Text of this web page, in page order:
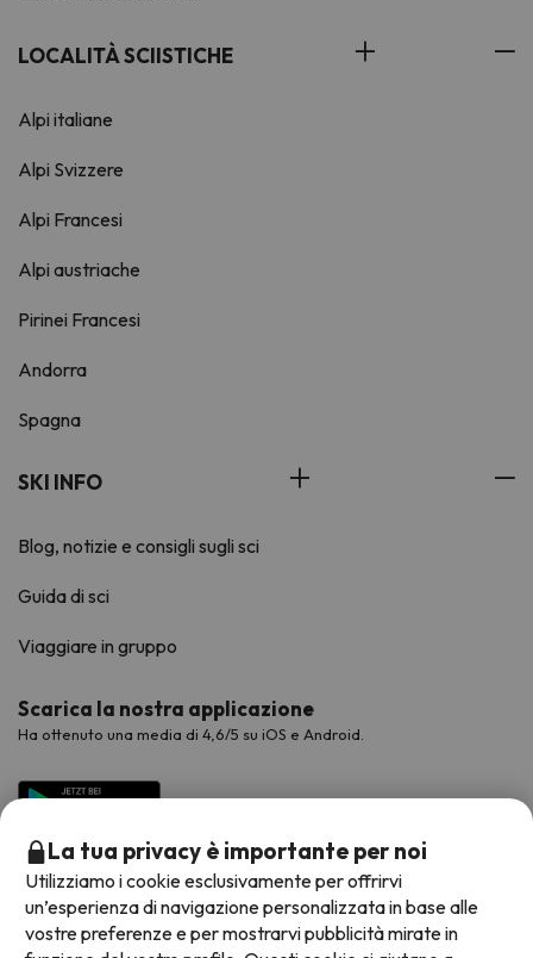
LOCALITÀ SCIISTICHE
Alpi italiane
Alpi Svizzere
Alpi Francesi
Alpi austriache
Pirinei Francesi
Andorra
Spagna
SKI INFO
Blog, notizie e consigli sugli sci
Guida di sci
Viaggiare in gruppo
Scarica la nostra applicazione
Ha ottenuto una media di 4,6/5 su iOS e Android.
La tua privacy è importante per noi
Utilizziamo i cookie esclusivamente per offrirvi
un’esperienza di navigazione personalizzata in base alle
vostre preferenze e per mostrarvi pubblicità mirate in